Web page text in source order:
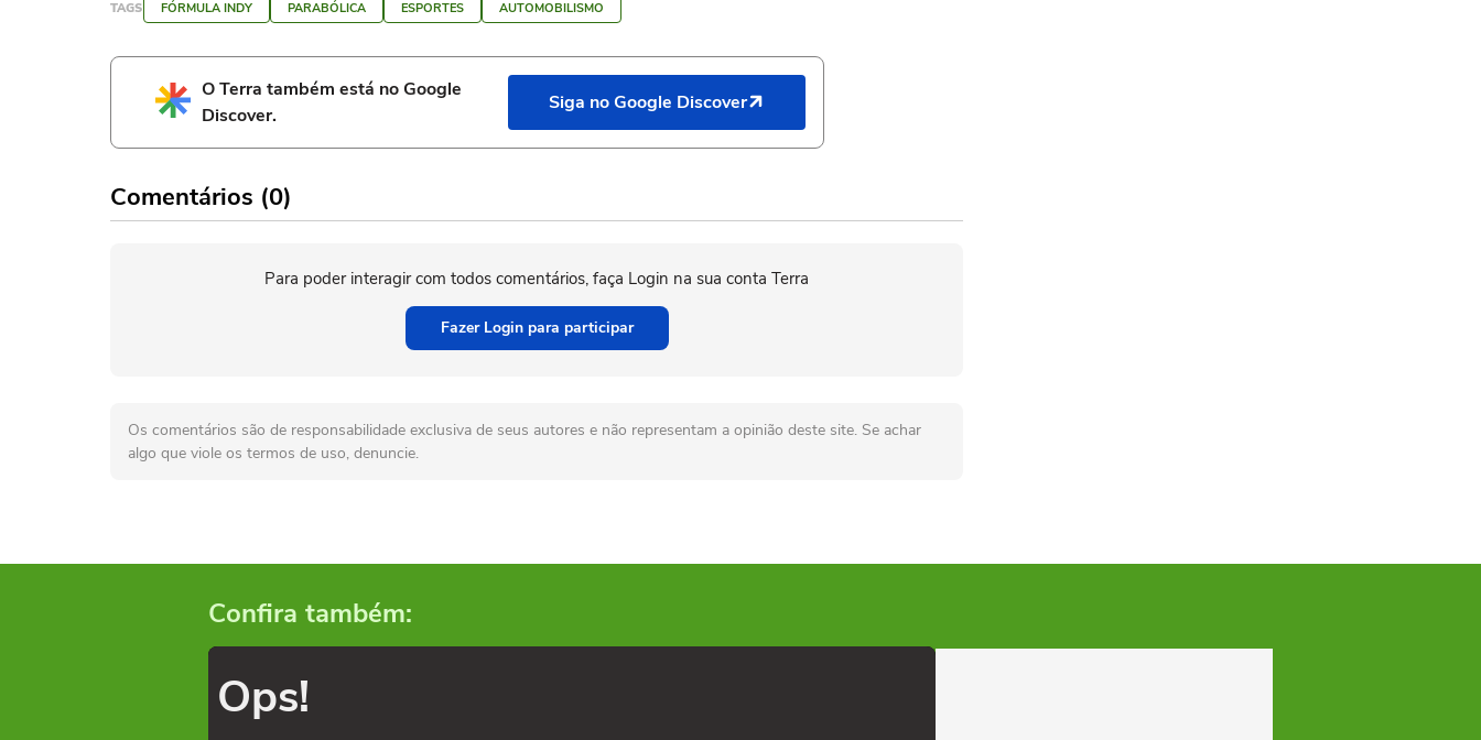
TAGS FÓRMULA INDY PARABÓLICA ESPORTES AUTOMOBILISMO
O Terra também está no Google
Discover.
Siga no Google Discover
Comentários (0)
Para poder interagir com todos comentários, faça Login na sua conta Terra
Fazer Login para participar
Os comentários são de responsabilidade exclusiva de seus autores e não representam a opinião deste site. Se achar
algo que viole os termos de uso, denuncie.
Confira também:
Ops!